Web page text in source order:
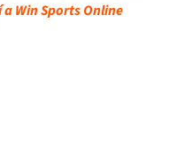
Win Sports Online